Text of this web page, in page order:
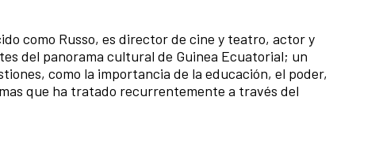
como Russo, es director de cine y teatro, actor y
del panorama cultural de Guinea Ecuatorial; un
como la importancia de la educación, el poder,
que ha tratado recurrentemente a través del